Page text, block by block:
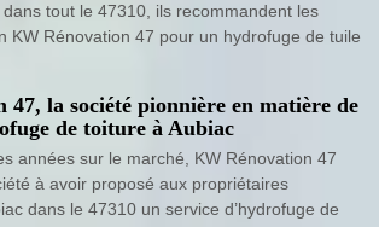
tout le 47310, ils recommandent les
KW Rénovation 47 pour un hydrofuge de tuile
47, la société pionnière en matière de
de toiture à Aubiac
années sur le marché, KW Rénovation 47
à avoir proposé aux propriétaires
dans le 47310 un service d’hydrofuge de